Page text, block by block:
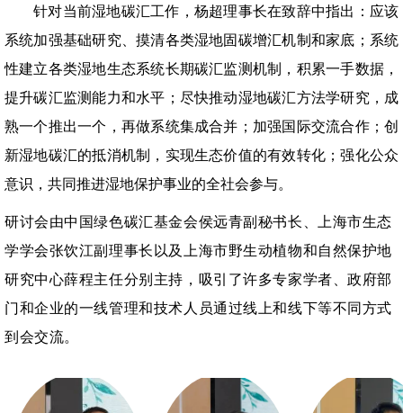
针对当前湿地碳汇工作，杨超理事长在致辞中指出：应该
系统加强基础研究、摸清各类湿地固碳增汇机制和家底；系统
性建立各类湿地生态系统长期碳汇监测机制，积累一手数据，
提升碳汇监测能力和水平；尽快推动湿地碳汇方法学研究，成
熟一个推出一个，再做系统集成合并；加强国际交流合作；创
新湿地碳汇的抵消机制，实现生态价值的有效转化；强化公众
意识，共同推进湿地保护事业的全社会参与。
研讨会由中国绿色碳汇基金会侯远青副秘书长、上海市生态
学学会张饮江副理事长以及上海市野生动植物和自然保护地
研究中心薛程主任分别主持，吸引了许多专家学者、政府部
门和企业的一线管理和技术人员通过线上和线下等不同方式
到会交流。